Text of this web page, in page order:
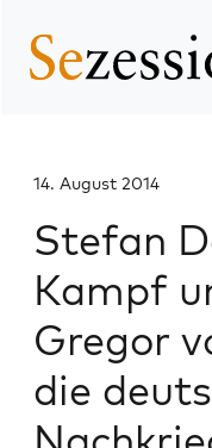
14. August 2014
Stefan
Kampf
Gregor
die